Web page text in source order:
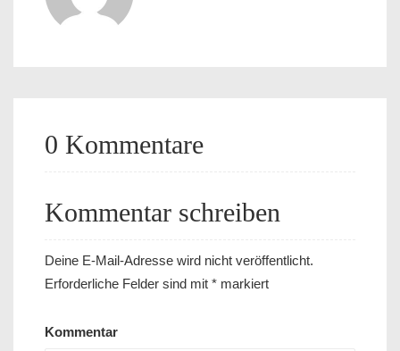
0 Kommentare
Kommentar schreiben
Deine E-Mail-Adresse wird nicht veröffentlicht.
Erforderliche Felder sind mit * markiert
Kommentar